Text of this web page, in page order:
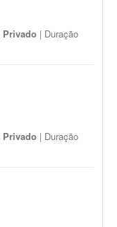
Privado | Duração
Privado | Duração